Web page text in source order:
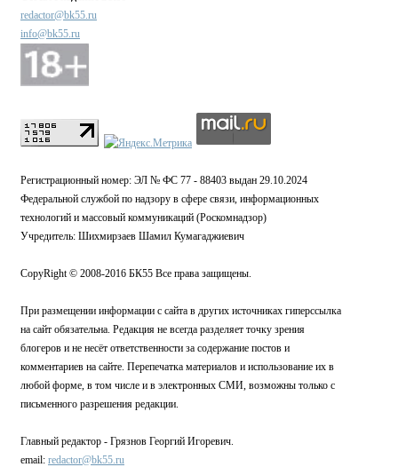
redactor@bk55.ru
info@bk55.ru
Регистрационный номер: ЭЛ № ФС 77 - 88403 выдан 29.10.2024
Федеральной службой по надзору в сфере связи, информационных
технологий и массовый коммуникаций (Роскомнадзор)
Учредитель: Шихмирзаев Шамил Кумагаджиевич
CopyRight © 2008-2016 БК55 Все права защищены.
При размещении информации с сайта в других источниках гиперссылка
на сайт обязательна. Редакция не всегда разделяет точку зрения
блогеров и не несёт ответственности за содержание постов и
комментариев на сайте. Перепечатка материалов и использование их в
любой форме, в том числе и в электронных СМИ, возможны только с
письменного разрешения редакции.
Главный редактор - Грязнов Георгий Игоревич.
email: redactor@bk55.ru